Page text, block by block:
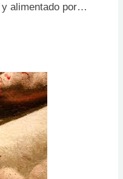
y alimentado por…